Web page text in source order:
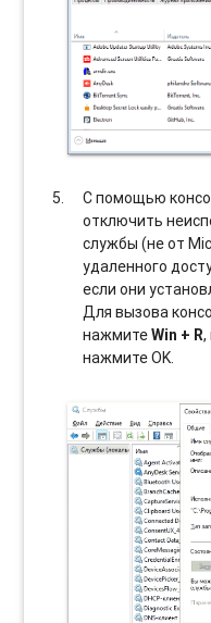
С помощью
отключить
службы (не от
удаленного
если они
Для вызова
нажмитеWin + R,
нажмите OK.